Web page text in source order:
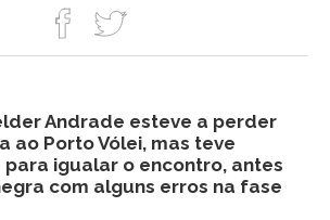
Andrade esteve a perder
ao Porto Vólei, mas teve
igualar o encontro, antes
com alguns erros na fase